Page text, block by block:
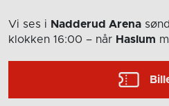
Vi ses i Nadderud Arena
klokken 16:00 – når Haslum